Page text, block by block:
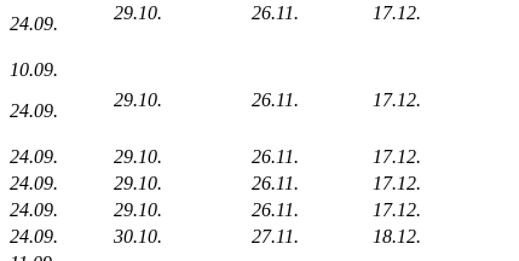
24.09.
29.10. 26.11. 17.12.
10.09.
24.09.
29.10. 26.11. 17.12.
24.09. 29.10. 26.11.
17.12.
24.09. 29.10. 26.11.
17.12.
24.09. 29.10. 26.11.
17.12.
24.09. 30.10. 27.11. 18.12.